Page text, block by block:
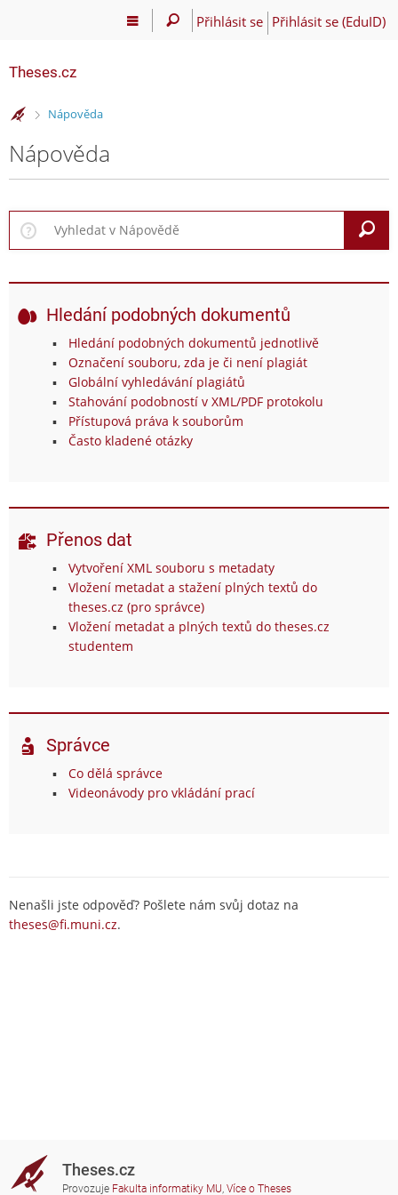
Přihlásit se Přihlásit se (EduID)
Theses.cz
>Nápověda
Nápověda
Hledání podobných dokumentů
Hledání podobných dokumentů jednotlivě
Označení souboru, zda je či není plagiát
Globální vyhledávání plagiátů
Stahování podobností v XML/PDF protokolu
Přístupová práva k souborům
Často kladené otázky
Přenos dat
Vytvoření XML souboru s metadaty
Vložení metadat a stažení plných textů do
theses.cz (pro správce)
Vložení metadat a plných textů do theses.cz
studentem
Správce
Co dělá správce
Videonávody pro vkládání prací
Nenašli jste odpověď? Pošlete nám svůj dotaz na
theses@fi.muni.cz.
Theses.cz
Provozuje Fakulta informatiky MU, Více o Theses